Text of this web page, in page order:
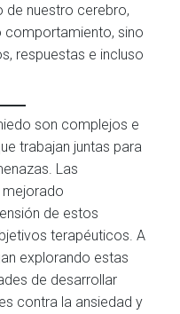
de nuestro cerebro,
comportamiento, sino
respuestas e incluso
son complejos e
trabajan juntas para
Las
mejorado
de estos
terapéuticos. A
explorando estas
de desarrollar
contra la ansiedad y